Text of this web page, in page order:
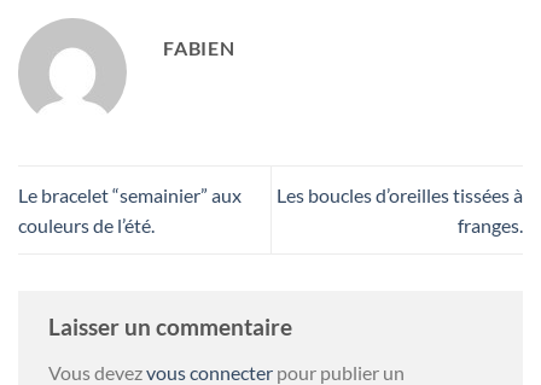
FABIEN
Le bracelet “semainier” aux
couleurs de l’été.
Les boucles d’oreilles tissées à
franges.
Laisser un commentaire
Vous devezvous connecter pour publier un